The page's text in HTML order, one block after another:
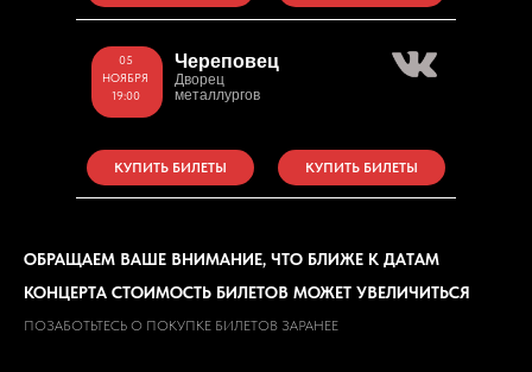
КУПИТЬ БИЛЕТЫ
КУПИТЬ БИЛЕТЫ
Дворец
металлургов
Череповец
05
НОЯБРЯ
19:00
ОБРАЩАЕМ ВАШЕ ВНИМАНИЕ, ЧТО БЛИЖЕ К ДАТАМ
КОНЦЕРТА СТОИМОСТЬ БИЛЕТОВ МОЖЕТ УВЕЛИЧИТЬСЯ
ПОЗАБОТЬТЕСЬ О ПОКУПКЕ БИЛЕТОВ ЗАРАНЕЕ